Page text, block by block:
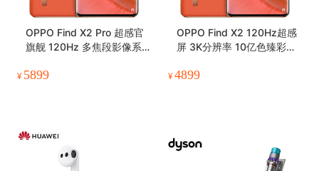
OPPO Find X2 Pro 超感官
旗舰 120Hz 多焦段影像系
5G手机
¥ 5899
OPPO Find X2 120Hz超感
屏 3K分辨率 10亿色臻彩显
256GB茶橘 双模5G手机
¥4899